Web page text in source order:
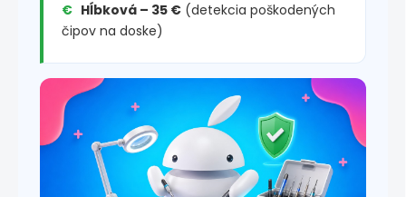
Hĺbková – 35 € (detekcia poškodených
čipov na doske)